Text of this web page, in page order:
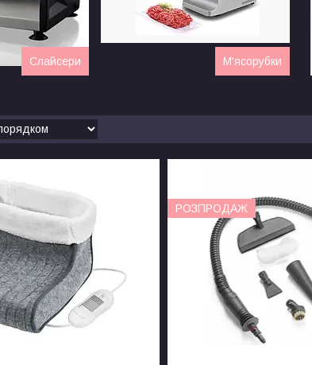
Слайсери М'ясорубки
РОЗПРОДАЖ